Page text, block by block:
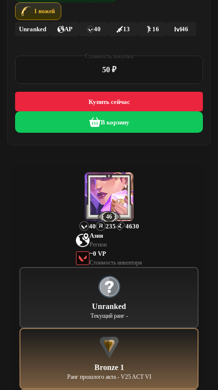
1 ножей
Unranked AP 40 13 16 46
Стоимость покупки
50 ₽
Купить сейчас
В корзину
46
40 235
4630
Азия
Регион
~0 VP
Стоимость инвентаря
Unranked
Текущий ранг -
Bronze 1
Ранг прошлого акта - V25 ACT VI